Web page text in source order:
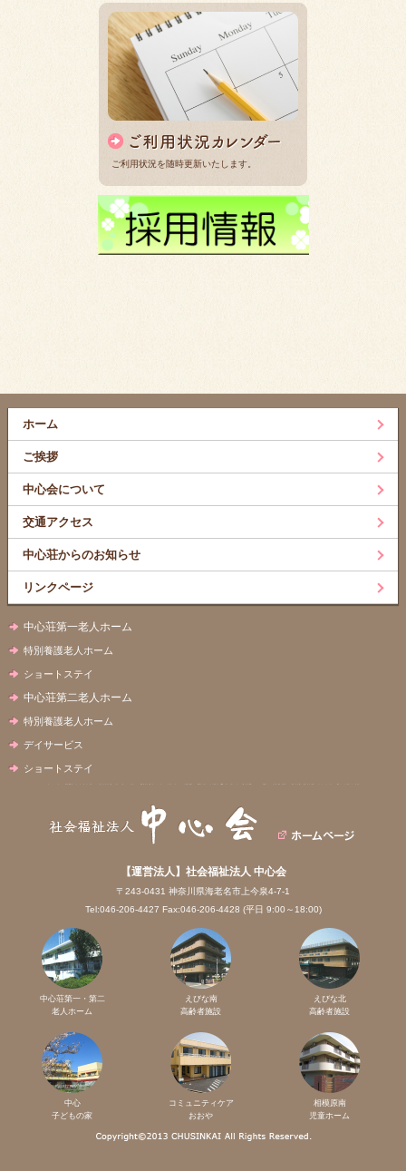
ご利用状況を随時更新いたします。
ホーム
ご挨拶
中心会について
交通アクセス
中心荘からのお知らせ
リンクページ
中心荘第一老人ホーム
特別養護老人ホーム
ショートステイ
中心荘第二老人ホーム
特別養護老人ホーム
デイサービス
ショートステイ
【運営法人】社会福祉法人 中心会
〒243-0431 神奈川県海老名市上今泉4-7-1
Tel:046-206-4427 Fax:046-206-4428 (平日 9:00～18:00)
中心荘第一・第二
老人ホーム
えびな南
高齢者施設
えびな北
高齢者施設
中心
子どもの家
コミュニティケア
おおや
相模原南
児童ホーム